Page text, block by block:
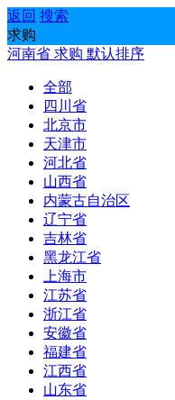
返回 搜索
求购
河南省 求购 默认排序
全部
四川省
北京市
天津市
河北省
山西省
内蒙古自治区
辽宁省
吉林省
黑龙江省
上海市
江苏省
浙江省
安徽省
福建省
江西省
山东省